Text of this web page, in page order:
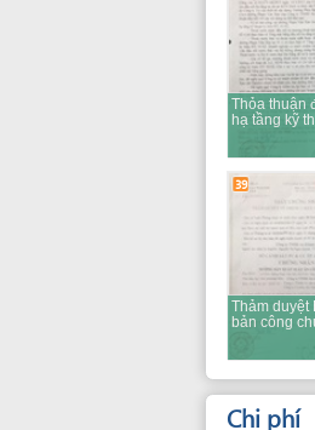
Thông tin
VND30,000 cho
Lệ phí hợp pháp
275,000
Chi phí cho việc
Chi phí dịch tài
2,000 cho
Chi phí chứng
1,000 cho
Chi phí chứng
20,000,000
chi phí làm báo
VND 5,000,000
Chí phí cho hoạt
môi trường